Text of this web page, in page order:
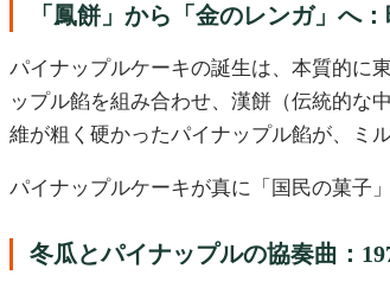
「鳳餅」から「金のレンガ」へ
パイナップルケーキの誕生は、本質的に
ップル餡を組み合わせ、漢餅（伝統的な
維が粗く硬かったパイナップル餡が、ミ
パイナップルケーキが真に「国民の菓子
冬瓜とパイナップルの協奏曲：